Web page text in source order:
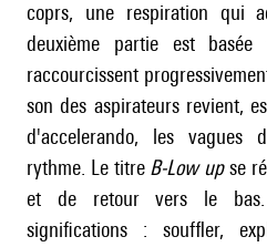
coprs, une respiration qui
deuxième partie est
raccourcissent
son des aspirateurs revient,
d'accelerando, les vagues
rythme. Le titre B-Low upse
et de retour vers le
significations : souffler,